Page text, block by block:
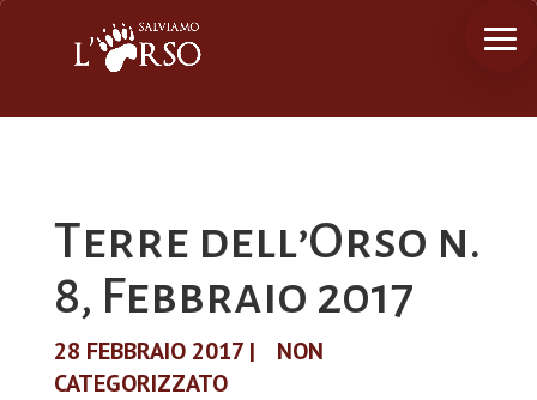
Terre dell’Orso n.
8, Febbraio 2017
28 FEBBRAIO 2017|
NON
CATEGORIZZATO